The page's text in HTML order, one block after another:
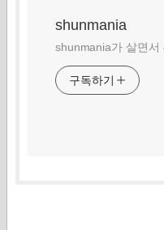
shunmania
shunmania가 살면서
구독하기